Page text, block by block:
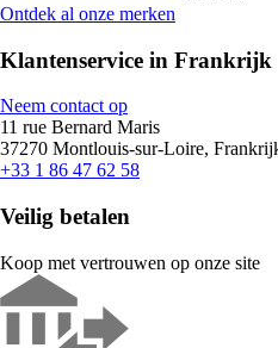
Ontdek al onze merken
Klantenservice in Frankrijk
Neem contact op
11 rue Bernard Maris
37270 Montlouis-sur-Loire,
+33 1 86 47 62 58
Veilig betalen
Koop met vertrouwen op onze site